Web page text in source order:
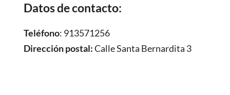
Datos de contacto:
Teléfono: 913571256
Dirección postal:Calle Santa Bernardita 3